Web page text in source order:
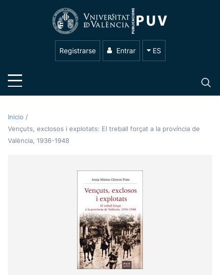
Registrarse Entrar ES
Inicio /
Vençuts, exclosos i explotats: El treball forçat a la província de
València, 1936-1948